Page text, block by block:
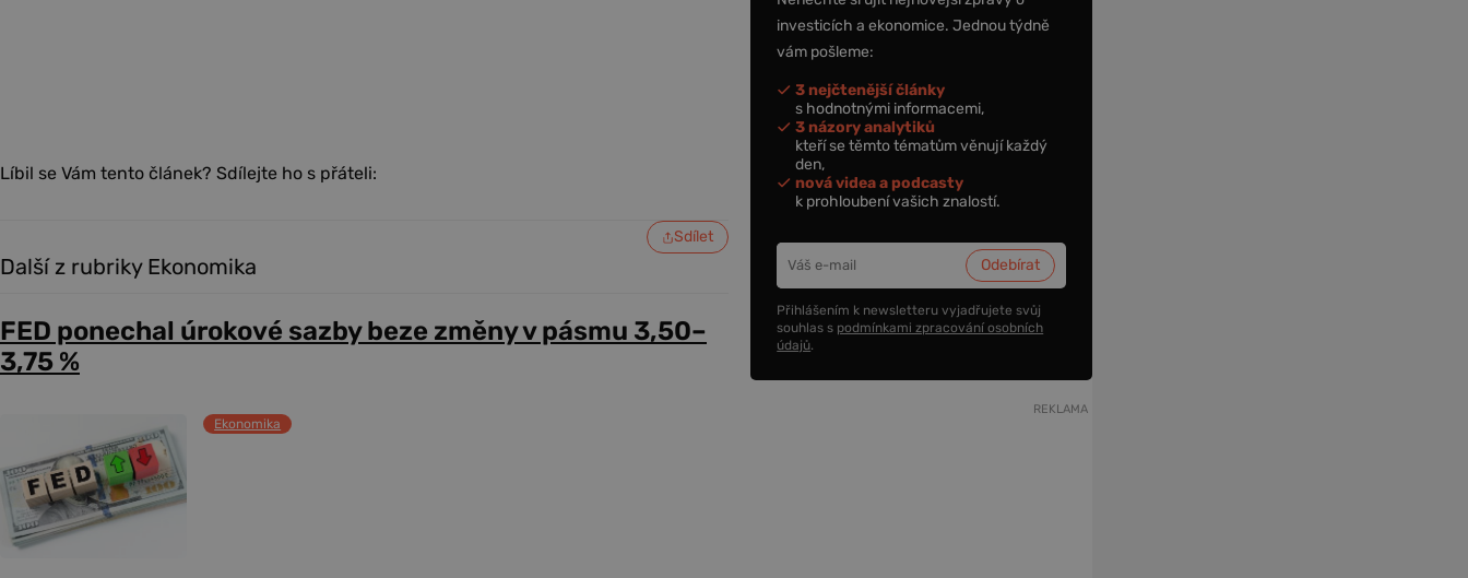
Líbil se Vám tento článek? Sdílejte ho s přáteli:
Sdílet
Další z rubriky Ekonomika
FED ponechal úrokové sazby beze změny v pásmu 3,50–
3,75 %
Ekonomika
investicích a ekonomice. Jednou týdně
vám pošleme:
3 nejčtenější články
s hodnotnými informacemi,
3 názory analytiků
kteří se těmto tématům věnují každý
den,
nová videa a podcasty
k prohloubení vašich znalostí.
Přihlášením k newsletteru vyjadřujete svůj
souhlas s podmínkami zpracování osobních
údajů.
REKLAMA